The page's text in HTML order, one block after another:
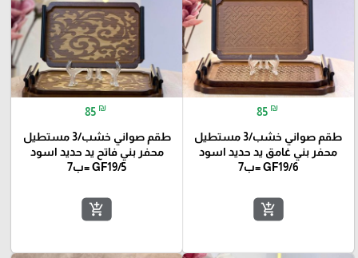
85 ₪
طقم صواني خشب/3 مستطيل
محفر بني غامق يد حديد اسود
GF19/6 =ب7
add_shopping_cart
85 ₪
طقم صواني خشب/3 مستطيل
محفر بني فاتح يد حديد اسود
GF19/5 =ب7
add_shopping_cart